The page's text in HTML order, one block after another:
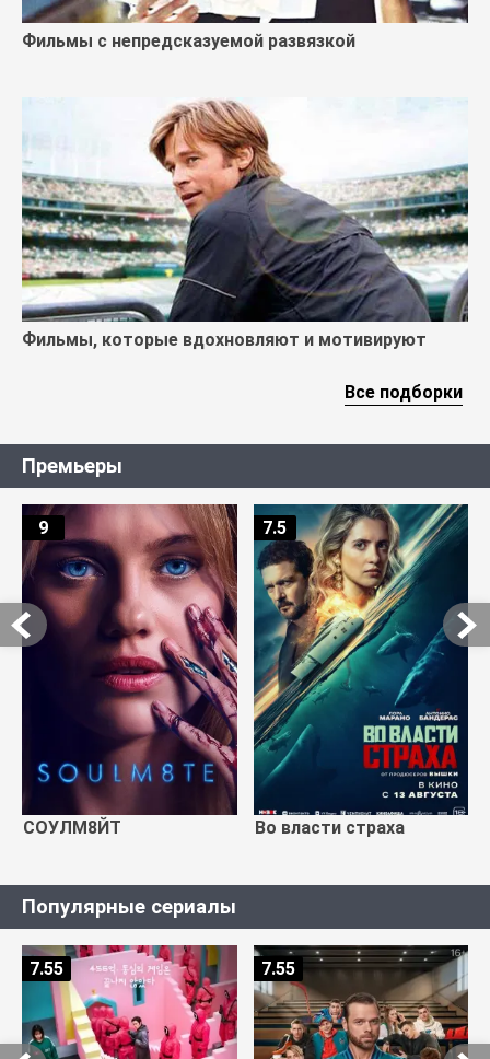
Фильмы с непредсказуемой развязкой
Фильмы, которые вдохновляют и мотивируют
Все подборки
Премьеры
СОУЛМ8ЙТ
9
Во власти страха
7.5
Популярные сериалы
7.55 7.55